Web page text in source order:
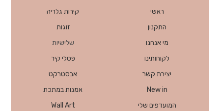
ראשי
התקנון
מי אנחנו
לקוחותינו
יצירת קשר
New in
המועדפים שלי
קירות גלריה
זוגות
שלישיות
פסלי קיר
אבסטרקט
אמנות במתכת
Wall Art